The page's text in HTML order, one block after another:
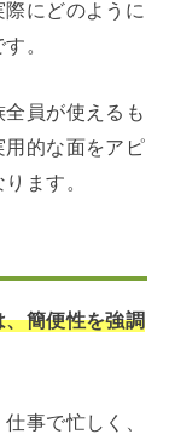
にどのように
。
員が使えるも
的な面をアピ
ます。
簡便性を強調
事で忙しく、